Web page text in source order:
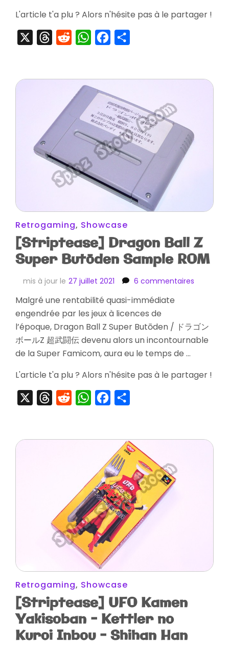
Cookie
L'article t'a plu ? Alors n'hésite pas à le partager !
ThreadsRedditWhatsAppFacebook
Retrogaming, Showcase
[Striptease] Dragon Ball Z
Super Butōden Sample ROM
mis à jour le 27 juillet 2021 6 commentaires
Z
Butōden
Malgré une rentabilité quasi-immédiate
engendrée par les jeux à licences de
l’époque, Dragon Ball Z Super Butōden / ドラゴン
ボールZ 超武闘伝 devenu alors un incontournable
de la Super Famicom, aura eu le temps de …
L'article t'a plu ? Alors n'hésite pas à le partager !
ThreadsRedditWhatsAppFacebook
Retrogaming, Showcase
[Striptease] UFO Kamen
Yakisoban – Kettler no
Kuroi Inbou – Shihan Han